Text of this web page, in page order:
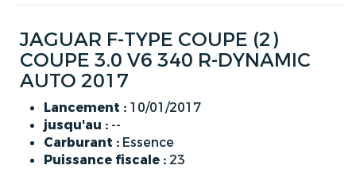
JAGUAR F-TYPE COUPE (2)
COUPE 3.0 V6 340 R-DYNAMIC
AUTO 2017
Lancement : 10/01/2017
jusqu'au : --
Carburant : Essence
Puissance fiscale : 23